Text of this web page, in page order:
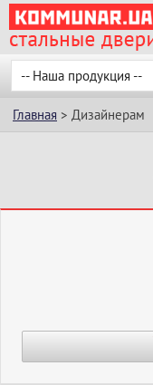
-- Наша продукция --
Главная > Дизайнерам